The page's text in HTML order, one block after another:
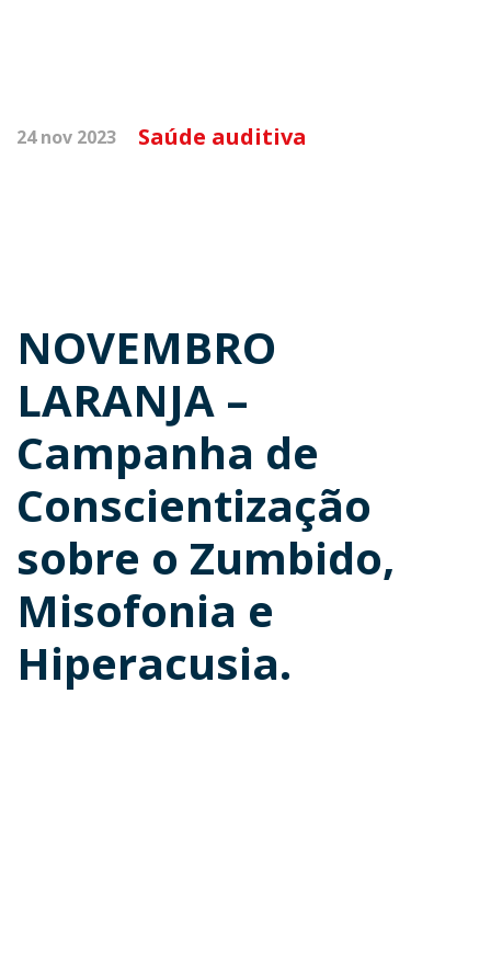
24 nov 2023 Saúde auditiva
NOVEMBRO
LARANJA –
Campanha de
Conscientização
sobre o Zumbido,
Misofonia e
Hiperacusia.